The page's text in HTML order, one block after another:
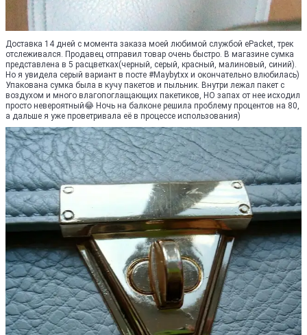
Доставка 14 дней с момента заказа моей любимой службой ePacket, трек
отслеживался. Продавец отправил товар очень быстро. В магазине сумка
представлена в 5 расцветках(черный, серый, красный, малиновый, синий).
Но я увидела серый вариант в посте #Maybytxx и окончательно влюбилась)
Упакована сумка была в кучу пакетов и пыльник. Внутри лежал пакет с
воздухом и много влагопоглащающих пакетиков, НО запах от нее исходил
просто невероятный😂 Ночь на балконе решила проблему процентов на 80,
а дальше я уже проветривала её в процессе использования)